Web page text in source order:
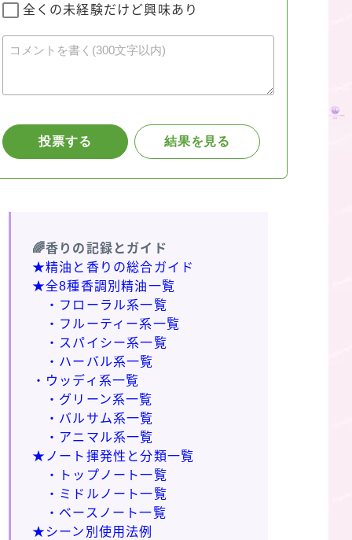
🌈香りの記録とガイド
★精油と香りの総合ガイド
★全8種香調別精油一覧
・フローラル系一覧
・フルーティー系一覧
・スパイシー系一覧
・ハーバル系一覧
・ウッディ系一覧
・グリーン系一覧
・バルサム系一覧
・アニマル系一覧
★ノート揮発性と分類一覧
・トップノート一覧
・ミドルノート一覧
・ベースノート一覧
★シーン別使用法例